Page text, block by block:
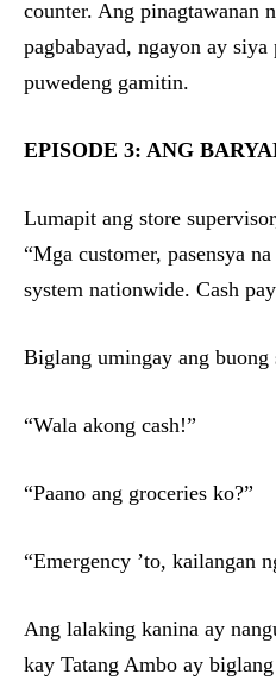
counter. Ang pinagtawanan
pagbabayad, ngayon ay
puwedeng gamitin.
EPISODE 3: ANG
Lumapit ang store
“Mga customer, pasensya
system nationwide. Cash
Biglang umingay ang buong
“Wala akong cash!”
“Paano ang groceries ko?”
“Emergency ’to, kailangan
Ang lalaking kanina ay
kay Tatang Ambo ay